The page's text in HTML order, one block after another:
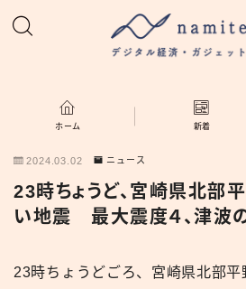
ホーム
新着
namiten.jp
ホーム 新着
2024.03.02 ニュース
23時ちょうど、宮崎県北部
い地震 最大震度４、津波
23時ちょうどごろ、宮崎県北部